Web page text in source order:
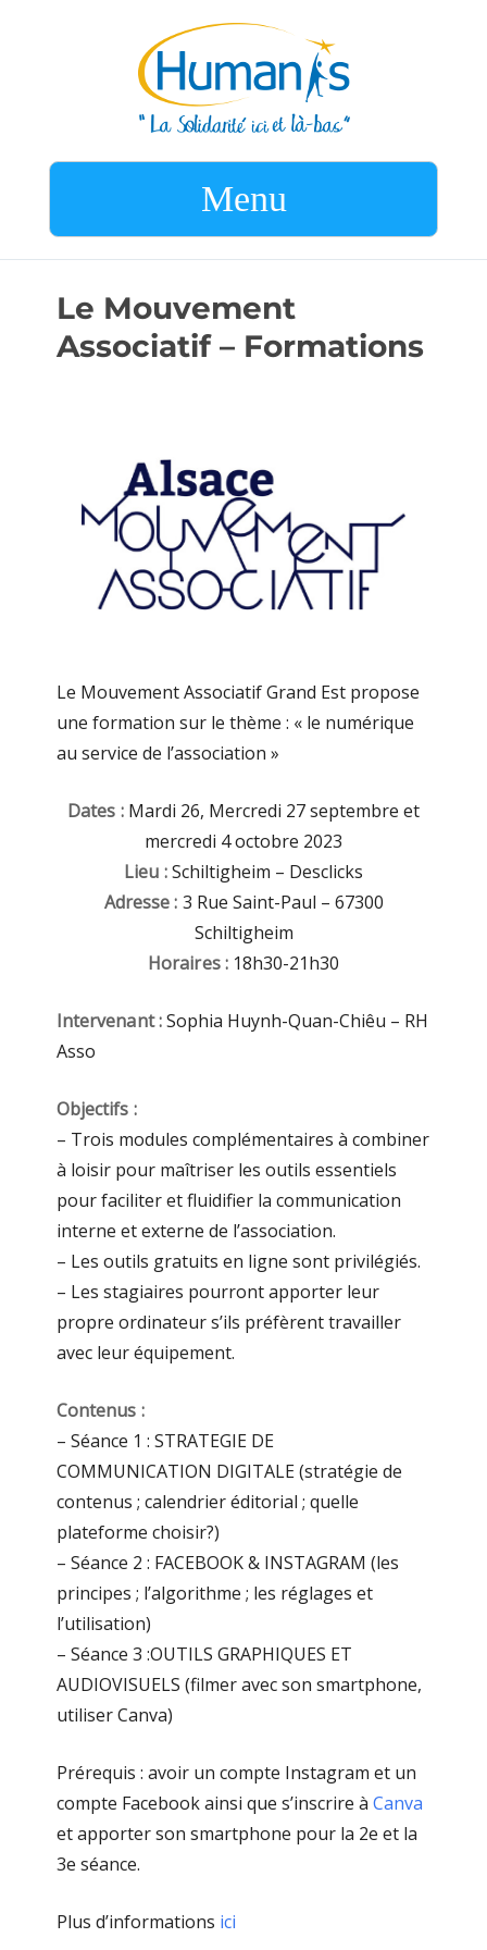
Menu
Le Mouvement
Associatif – Formations
Le Mouvement Associatif Grand Est propose
une formation sur le thème : « le numérique
au service de l’association »
Dates : Mardi 26, Mercredi 27 septembre et
mercredi 4 octobre 2023
Lieu :Schiltigheim – Desclicks
Adresse : 3 Rue Saint-Paul – 67300
Schiltigheim
Horaires : 18h30-21h30
Intervenant :Sophia Huynh-Quan-Chiêu – RH
Asso
Objectifs :
– Trois modules complémentaires à combiner
à loisir pour maîtriser les outils essentiels
pour faciliter et fluidifier la communication
interne et externe de l’association.
– Les outils gratuits en ligne sont privilégiés.
– Les stagiaires pourront apporter leur
propre ordinateur s’ils préfèrent travailler
avec leur équipement.
Contenus :
– Séance 1 : STRATEGIE DE
COMMUNICATION DIGITALE (stratégie de
contenus ; calendrier éditorial ; quelle
plateforme choisir?)
– Séance 2 : FACEBOOK & INSTAGRAM (les
principes ; l’algorithme ; les réglages et
l’utilisation)
– Séance 3 :OUTILS GRAPHIQUES ET
AUDIOVISUELS (filmer avec son smartphone,
utiliser Canva)
Prérequis : avoir un compte Instagram et un
compte Facebook ainsi que s’inscrire à Canva
et apporter son smartphone pour la 2e et la
3e séance.
Plus d’informations ici